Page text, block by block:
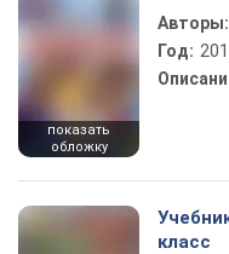
показать
обложку
Авторы:
Год:
класс